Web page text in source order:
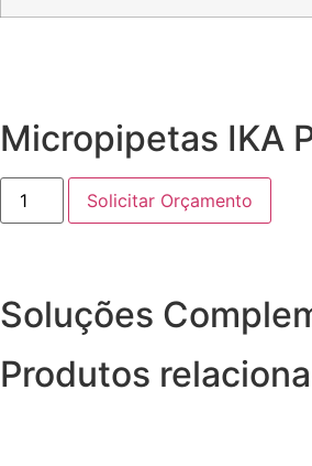
Micropipetas IKA
Solicitar Orçamento
Soluções
Produtos